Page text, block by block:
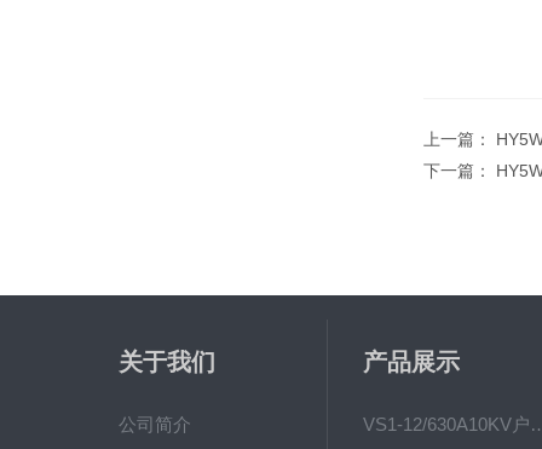
上一篇：
下一篇：
关于我们
公司简介
产品展示
VS1-12/630A10KV